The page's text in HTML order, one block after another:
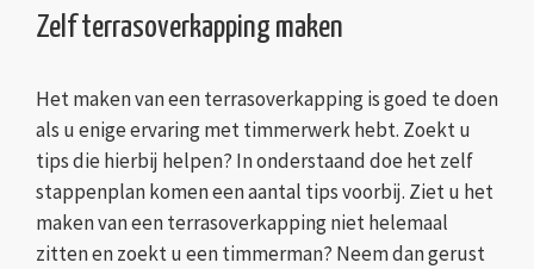
Zelf terrasoverkapping maken
Het maken van een terrasoverkapping is goed te doen
als u enige ervaring met timmerwerk hebt. Zoekt u
tips die hierbij helpen? In onderstaand doe het zelf
stappenplan komen een aantal tips voorbij. Ziet u het
maken van een terrasoverkapping niet helemaal
zitten en zoekt u een timmerman? Neem dan gerust